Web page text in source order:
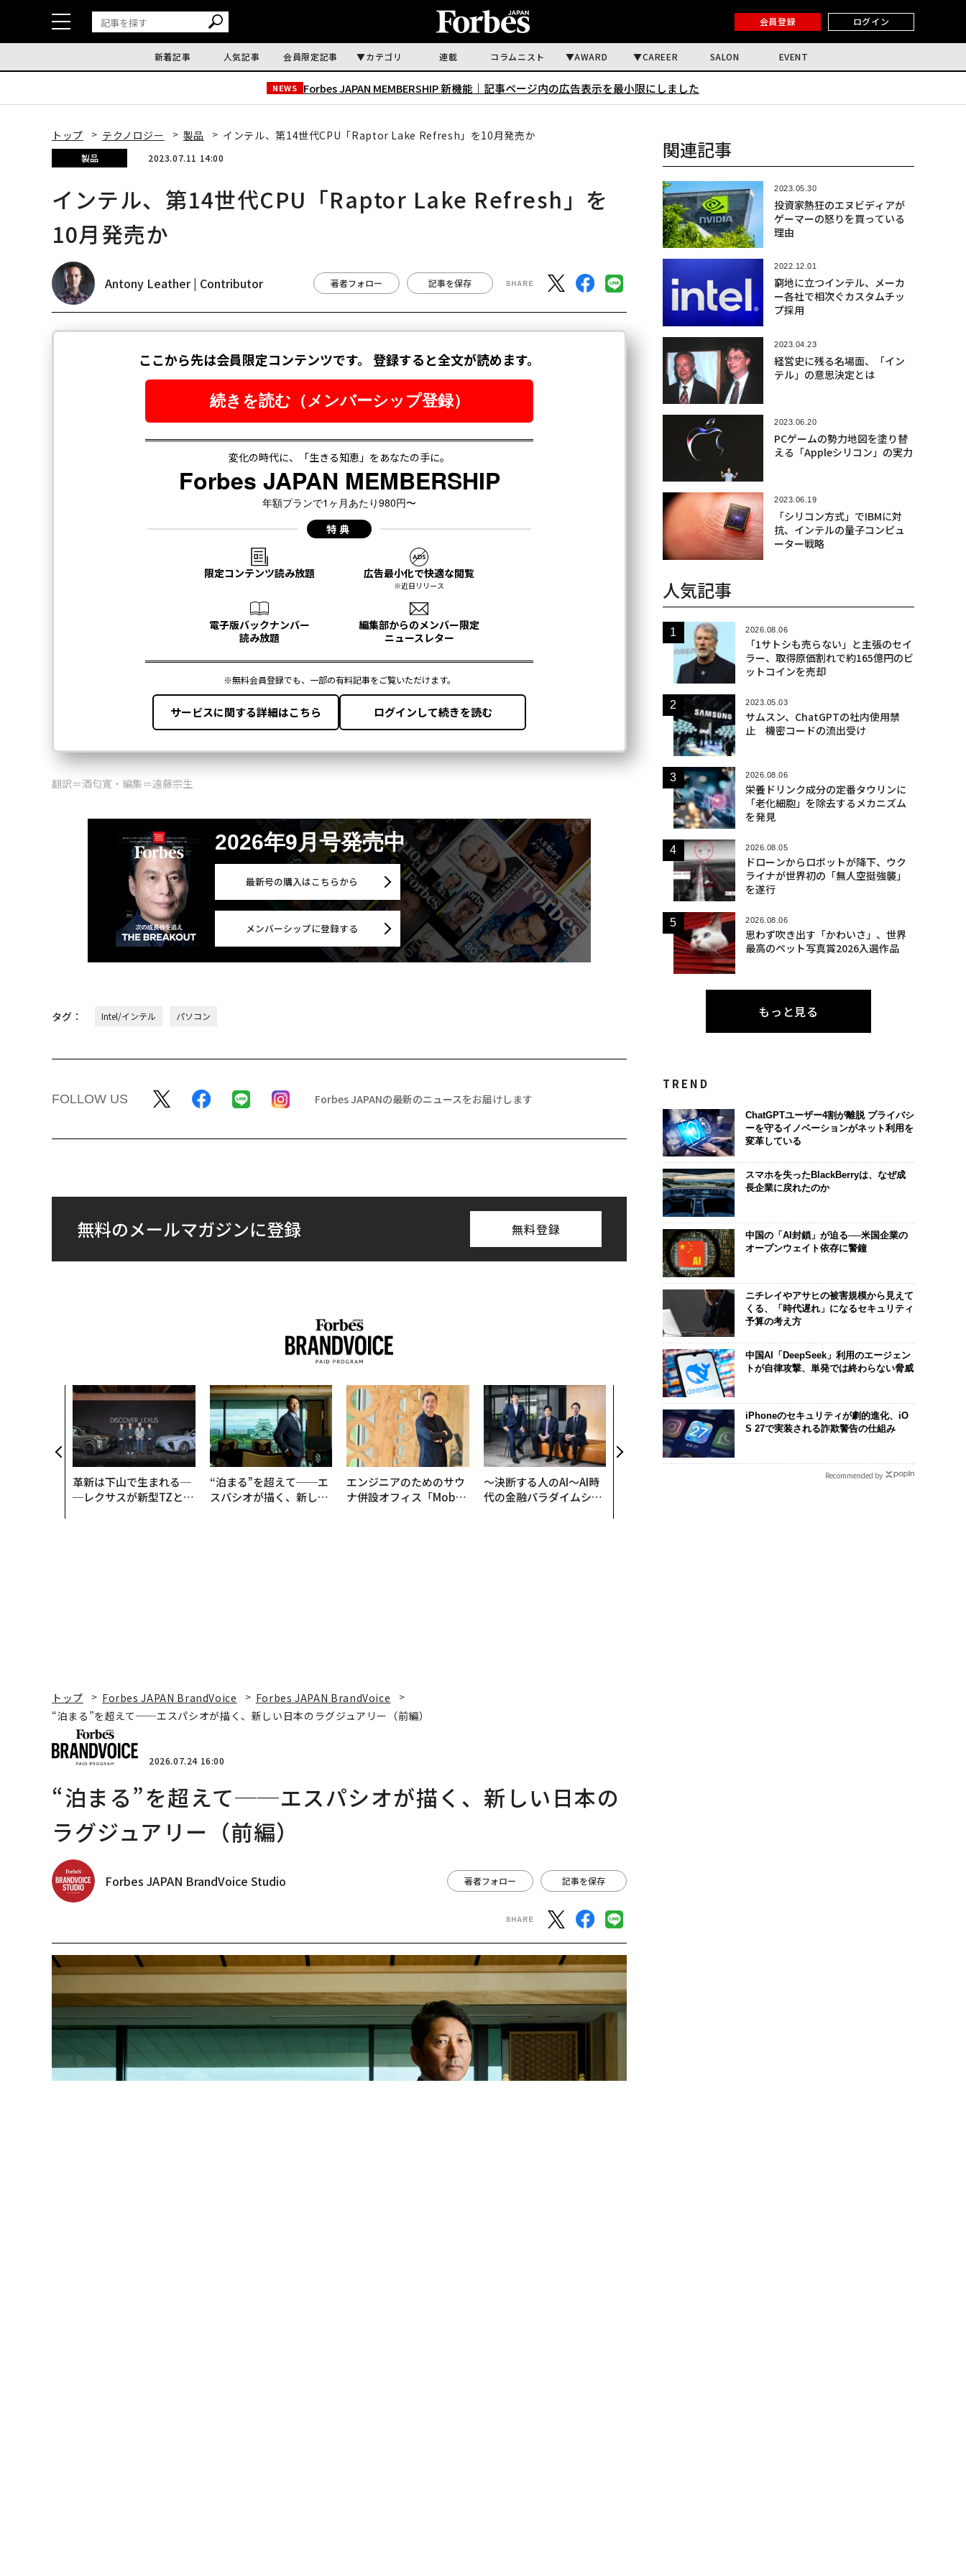
会員登録 ログイン
新着記事 人気記事 会員限定記事 カテゴリ 連載 コラムニスト AWARD CAREER SALON EVENT
NEWS Forbes JAPAN MEMBERSHIP 新機能｜ 記事ページ内の広告表示を最小限にしました
トップ テクノロジー 製品 インテル、第14世代CPU「Raptor Lake Refresh」を10月発売か
製品 2023.07.11 14:00
インテル、第14世代CPU「Raptor Lake Refresh」を
10月発売か
Antony Leather | Contributor 著者フォロー 記事を保存
翻訳＝酒匂寛・編集＝遠藤宗生
2026年9月号発売中
最新号の購入はこちらから
メンバーシップに登録する
タグ： Intel/インテル パソコン
FOLLOW US Forbes JAPANの最新のニュースをお届けします
無料のメールマガジンに登録 無料登録
革新は下山で生まれる─
─レクサスが新型TZとE
“泊まる”を超えて──エ
スパシオが描く、新しい
エンジニアのためのサウ
ナ併設オフィス「Mobiu
〜決断する人のAI〜AI時
代の金融パラダイムシフ
アフリカの農村の通信、
小1の壁。2人の挑戦者が
手にした「次なる武器」
AIが変えるのは効率では
なく顧客体験だ──Hub
Spot Japanが語る「Gr
くり方
「老舗は常に
創業360年Ｙ
カクシンCEO
関連記事
2023.05.30
投資家熱狂のエヌビディアが
ゲーマーの怒りを買っている
理由
2022.12.01
窮地に立つインテル、メーカ
ー各社で相次ぐカスタムチッ
プ採用
2023.04.23
経営史に残る名場面、「イン
テル」の意思決定とは
2023.06.20
PCゲームの勢力地図を塗り替
える「Appleシリコン」の実力
2023.06.19
「シリコン方式」でIBMに対
抗、インテルの量子コンピュ
ーター戦略
人気記事
2026.08.06
「1サトシも売らない」と主張のセイ
ラー、取得原価割れで約165億円のビ
ットコインを売却
2023.05.03
サムスン、ChatGPTの社内使用禁
止 機密コードの流出受け
2026.08.06
栄養ドリンク成分の定番タウリンに
「老化細胞」を除去するメカニズム
を発見
2026.08.05
ドローンからロボットが降下、ウク
ライナが世界初の「無人空挺強襲」
を遂行
2026.08.06
思わず吹き出す「かわいさ」、世界
最高のペット写真賞2026入選作品
もっと見る
TREND
ChatGPTユーザー4割が離脱 プライバシ
ーを守るイノベーションがネット利用を
変革している
スマホを失ったBlackBerryは、なぜ成
長企業に戻れたのか
中国の「AI封鎖」が迫る──米国企業の
オープンウェイト依存に警鐘
ニチレイやアサヒの被害規模から見えて
くる、「時代遅れ」になるセキュリティ
予算の考え方
中国AI「DeepSeek」利用のエージェン
トが自律攻撃、単発では終わらない脅威
iPhoneのセキュリティが劇的進化、iO
S 27で実装される詐欺警告の仕組み
Recommended by
トップ Forbes JAPAN BrandVoice
Forbes JAPAN BrandVoice
“泊まる”を超えて──エスパシオが描く、新しい日本のラグジュアリー（前編）
2026.07.24 16:00
“泊まる”を超えて──エスパシオが描く、新しい日本の
ラグジュアリー（前編）
Forbes JAPAN BrandVoice Studio 著者フォロー 記事を保存